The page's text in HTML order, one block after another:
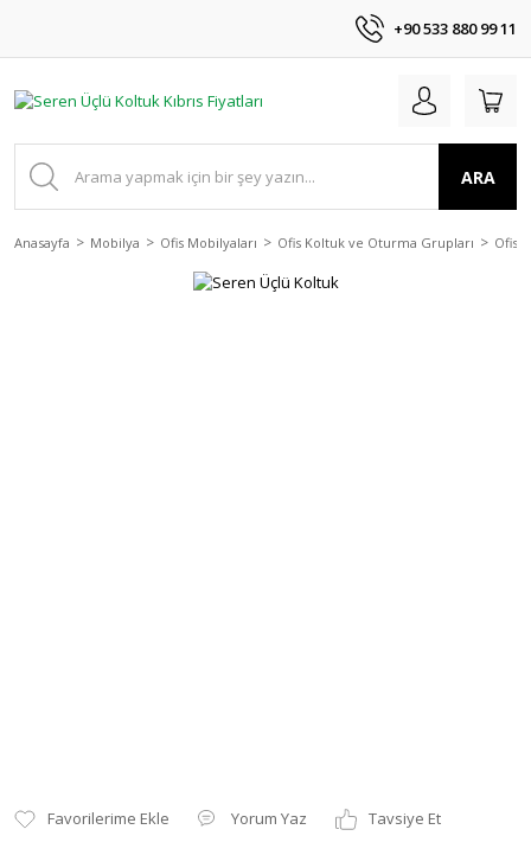
+90 533 880 99 11
ARA
Anasayfa Mobilya Ofis Mobilyaları Ofis Koltuk ve Oturma Grupları Ofis
Yorum Yaz Tavsiye Et